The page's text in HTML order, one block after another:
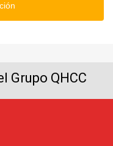
Grupo QHCC